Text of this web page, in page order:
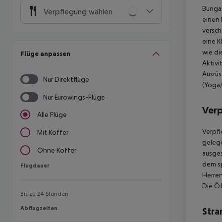
Verpflegung wählen
Flüge anpassen
Nur Direktflüge
Nur Eurowings-Flüge
Alle Flüge
Mit Koffer
Ohne Koffer
Flugdauer
Flugdauer
Bis zu 24 Stunden
Abflugzeiten
Abflugzeiten
einen
eine
wie
dem
Die